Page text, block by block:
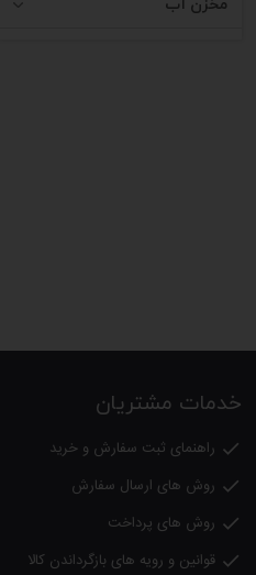
مخزن آب
خدمات مشتریان
 راهنمای ثبت سفارش و خرید
 روش های ارسال سفارش
 روش های پرداخت
 قوانین و رویه های بازگرداندن کالا